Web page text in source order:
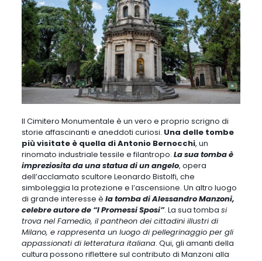
Il Cimitero Monumentale è un vero e proprio scrigno di
storie affascinanti e aneddoti curiosi. Una delle tombe
più visitate è quella di Antonio Bernocchi, un
rinomato industriale tessile e filantropo. La sua tomba è
impreziosita da una statua di un angelo, opera
dell’acclamato scultore Leonardo Bistolfi, che
simboleggia la protezione e l’ascensione. Un altro luogo
di grande interesse è la tomba di Alessandro Manzoni,
celebre autore de “I Promessi Sposi”. La sua tomba si
trova nel Famedio, il pantheon dei cittadini illustri di
Milano, e rappresenta un luogo di pellegrinaggio per gli
appassionati di letteratura italiana. Qui, gli amanti della
cultura possono riflettere sul contributo di Manzoni alla